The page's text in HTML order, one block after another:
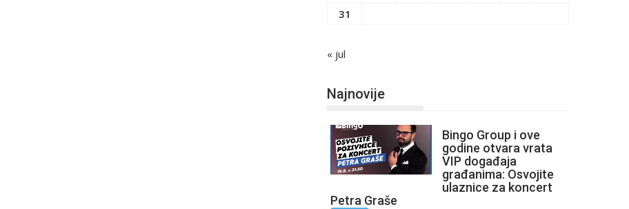
31
« jul
Najnovije
Bingo Group i ove
godine otvara vrata
VIP događaja
građanima: Osvojite
ulaznice za koncert
Petra Graše